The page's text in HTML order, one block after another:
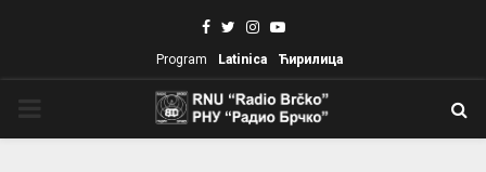
Facebook
TwitterInstagram
Youtube
Program Latinica Ћирилица